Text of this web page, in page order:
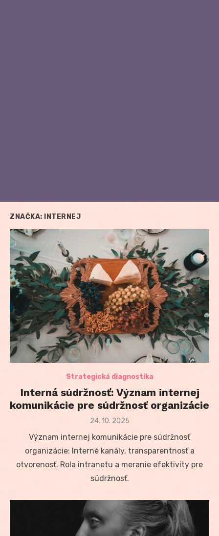
ZNAČKA: INTERNEJ
Strategická diagnostika
Interná súdržnosť: Význam internej
komunikácie pre súdržnosť organizácie
Posted
24. 10. 2025
Význam internej komunikácie pre súdržnosť
organizácie: Interné kanály, transparentnosť a
otvorenosť. Rola intranetu a meranie efektivity pre
súdržnosť.